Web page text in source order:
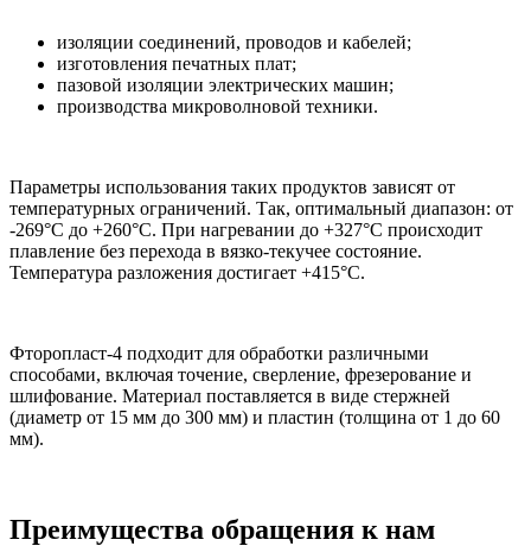
изоляции соединений, проводов и кабелей;
изготовления печатных плат;
пазовой изоляции электрических машин;
производства микроволновой техники.
Параметры использования таких продуктов зависят от
температурных ограничений. Так, оптимальный диапазон: от
-269°С до +260°С. При нагревании до +327°С происходит
плавление без перехода в вязко-текучее состояние.
Температура разложения достигает +415°С.
Фторопласт-4 подходит для обработки различными
способами, включая точение, сверление, фрезерование и
шлифование. Материал поставляется в виде стержней
(диаметр от 15 мм до 300 мм) и пластин (толщина от 1 до 60
мм).
Преимущества обращения к нам